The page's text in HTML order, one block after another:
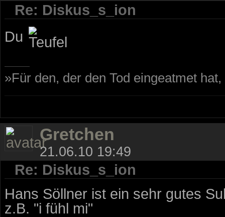
Re: Diskus_s_ion
Du
»Für den, der den Tod eingeatmet
Gretchen
21.06.10 19:49
Re: Diskus_s_ion
Hans Söllner ist ein sehr gutes
z.B. "i fühl mi"